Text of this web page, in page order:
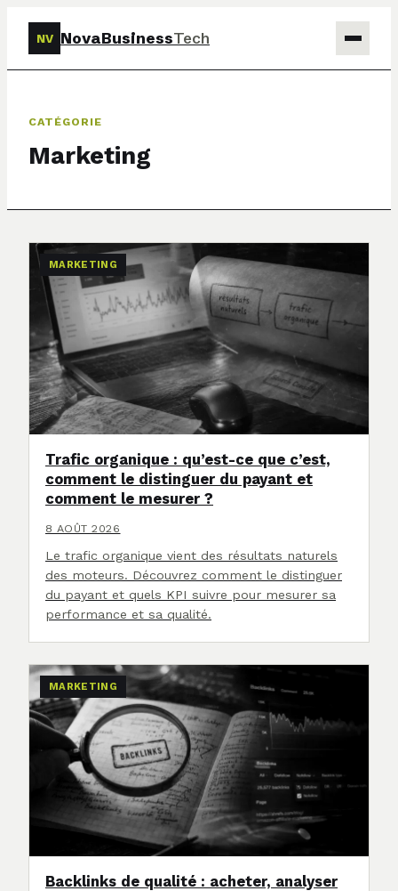
NV NovaBusinessTech
CATÉGORIE
Marketing
MARKETING
Trafic organique : qu’est-ce que c’est,
comment le distinguer du payant et
comment le mesurer ?
8 AOÛT 2026
Le trafic organique vient des résultats naturels
des moteurs. Découvrez comment le distinguer
du payant et quels KPI suivre pour mesurer sa
performance et sa qualité.
MARKETING
Backlinks de qualité : acheter, analyser